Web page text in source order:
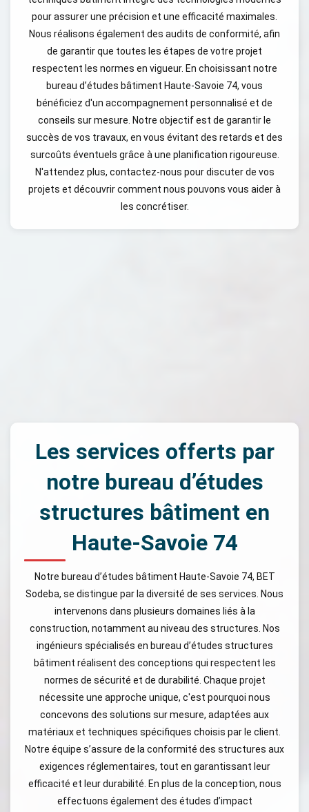
pour assurer une précision et une efficacité maximales.
Nous réalisons également des audits de conformité, afin
de garantir que toutes les étapes de votre projet
respectent les normes en vigueur. En choisissant notre
bureau d’études bâtiment Haute-Savoie 74, vous
bénéficiez d'un accompagnement personnalisé et de
conseils sur mesure. Notre objectif est de garantir le
succès de vos travaux, en vous évitant des retards et des
surcoûts éventuels grâce à une planification rigoureuse.
N'attendez plus, contactez-nous pour discuter de vos
projets et découvrir comment nous pouvons vous aider à
les concrétiser.
Les services offerts par
notre bureau d’études
structures bâtiment en
Haute-Savoie 74
Notre bureau d’études bâtiment Haute-Savoie 74, BET
Sodeba, se distingue par la diversité de ses services. Nous
intervenons dans plusieurs domaines liés à la
construction, notamment au niveau des structures. Nos
ingénieurs spécialisés en bureau d’études structures
bâtiment réalisent des conceptions qui respectent les
normes de sécurité et de durabilité. Chaque projet
nécessite une approche unique, c'est pourquoi nous
concevons des solutions sur mesure, adaptées aux
matériaux et techniques spécifiques choisis par le client.
Notre équipe s’assure de la conformité des structures aux
exigences réglementaires, tout en garantissant leur
efficacité et leur durabilité. En plus de la conception, nous
effectuons également des études d’impact